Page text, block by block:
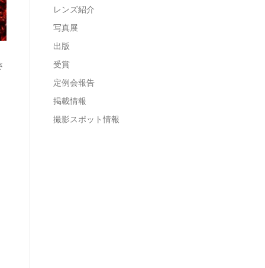
レンズ紹介
写真展
出版
受賞
定例会報告
掲載情報
撮影スポット情報